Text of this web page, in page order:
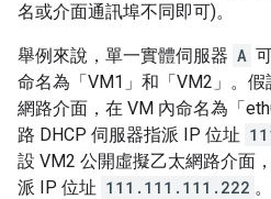
名或介面通訊埠不同即可)。
舉例來說，單一實體伺服器 A
命名為「VM1」和「VM2」。
網路介面，在 VM 內命名為「
路 DHCP 伺服器指派 IP 位址
設 VM2 公開虛擬乙太網路介面
派 IP 位址 111.111.111.222 。